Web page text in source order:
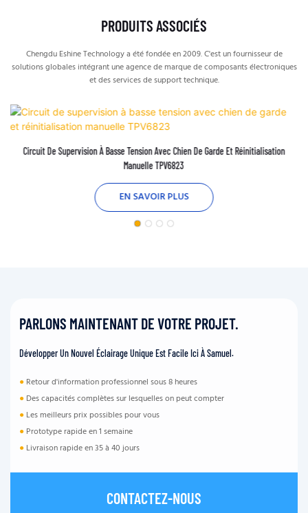
PRODUITS ASSOCIÉS
Chengdu Eshine Technology a été fondée en 2009. C'est un fournisseur de
solutions globales intégrant une agence de marque de composants électroniques
et des services de support technique.
Circuit De Supervision À Basse Tension Avec Chien De Garde Et Réinitialisation
Manuelle TPV6823
EN SAVOIR PLUS
PARLONS MAINTENANT DE VOTRE PROJET.
Développer Un Nouvel Éclairage Unique Est Facile Ici À Samuel.
● Retour d'information professionnel sous 8 heures
● Des capacités complètes sur lesquelles on peut compter
● Les meilleurs prix possibles pour vous
● Prototype rapide en 1 semaine
● Livraison rapide en 35 à 40 jours
CONTACTEZ-NOUS